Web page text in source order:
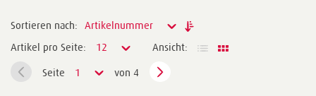
Sortieren nach:
Artikelnummer
Artikel pro Seite:
12 Ansicht:
Seite 1 von 4